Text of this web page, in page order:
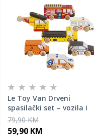
Le Toy Van Drveni
spasilački set – vozila i
helikopter
79,90 KM
59,90 KM